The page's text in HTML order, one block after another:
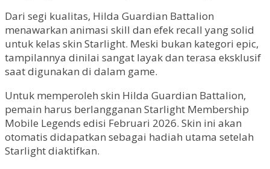
Dari segi kualitas, Hilda Guardian Battalion
menawarkan animasi skill dan efek recall yang solid
untuk kelas skin Starlight. Meski bukan kategori epic,
tampilannya dinilai sangat layak dan terasa eksklusif
saat digunakan di dalam game.
Untuk memperoleh skin Hilda Guardian Battalion,
pemain harus berlangganan Starlight Membership
Mobile Legends edisi Februari 2026. Skin ini akan
otomatis didapatkan sebagai hadiah utama setelah
Starlight diaktifkan.